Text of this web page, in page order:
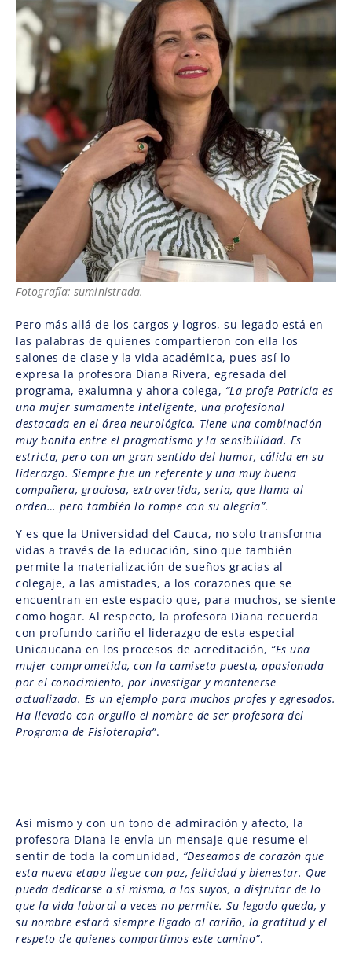
Fotografía: suministrada.
Pero más allá de los cargos y logros, su legado está en
las palabras de quienes compartieron con ella los
salones de clase y la vida académica, pues así lo
expresa la profesora Diana Rivera, egresada del
programa, exalumna y ahora colega, “La profe Patricia es
una mujer sumamente inteligente, una profesional
destacada en el área neurológica. Tiene una combinación
muy bonita entre el pragmatismo y la sensibilidad. Es
estricta, pero con un gran sentido del humor, cálida en su
liderazgo. Siempre fue un referente y una muy buena
compañera, graciosa, extrovertida, seria, que llama al
orden… pero también lo rompe con su alegría”.
Y es que la Universidad del Cauca, no solo transforma
vidas a través de la educación, sino que también
permite la materialización de sueños gracias al
colegaje, a las amistades, a los corazones que se
encuentran en este espacio que, para muchos, se siente
como hogar. Al respecto, la profesora Diana recuerda
con profundo cariño el liderazgo de esta especial
Unicaucana en los procesos de acreditación, “Es una
mujer comprometida, con la camiseta puesta, apasionada
por el conocimiento, por investigar y mantenerse
actualizada. Es un ejemplo para muchos profes y egresados.
Ha llevado con orgullo el nombre de ser profesora del
Programa de Fisioterapia”.
Así mismo y con un tono de admiración y afecto, la
profesora Diana le envía un mensaje que resume el
sentir de toda la comunidad, “Deseamos de corazón que
esta nueva etapa llegue con paz, felicidad y bienestar. Que
pueda dedicarse a sí misma, a los suyos, a disfrutar de lo
que la vida laboral a veces no permite. Su legado queda, y
su nombre estará siempre ligado al cariño, la gratitud y el
respeto de quienes compartimos este camino”.